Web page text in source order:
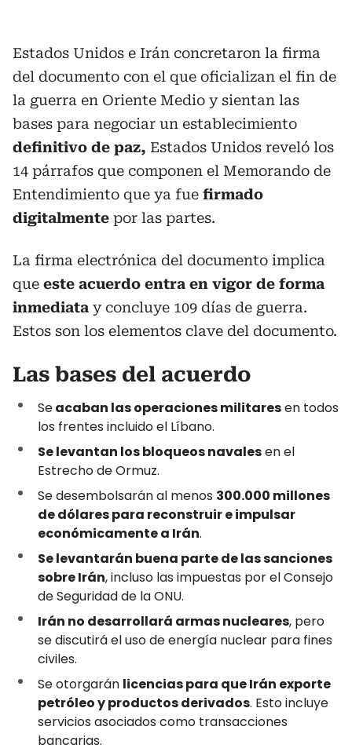
Estados Unidos e Irán concretaron la firma
del documento con el que oficializan el fin de
la guerra en Oriente Medio y sientan las
bases para negociar un establecimiento
definitivo de paz, Estados Unidos reveló los
14 párrafos que componen el Memorando de
Entendimiento que ya fue firmado
digitalmente por las partes.
La firma electrónica del documento implica
que este acuerdo entra en vigor de forma
inmediata y concluye 109 días de guerra.
Estos son los elementos clave del documento.
Las bases del acuerdo
Seacaban las operaciones militaresen todos
los frentes incluido el Líbano.
Se levantan los bloqueos navalesen el
Estrecho de Ormuz.
Se desembolsarán al menos 300.000 millones
de dólares para reconstruir e impulsar
económicamente a Irán.
Se levantarán buena parte de las sanciones
sobre Irán, incluso las impuestas por el Consejo
de Seguridad de la ONU.
Irán no desarrollará armas nucleares, pero
se discutirá el uso de energía nuclear para fines
civiles.
Se otorgarán licencias para que Irán exporte
petróleo y productos derivados. Esto incluye
servicios asociados como transacciones
bancarias.